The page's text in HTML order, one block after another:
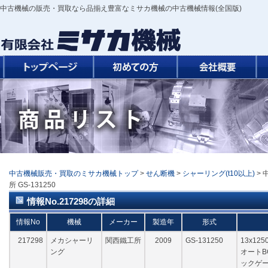
中古機械の販売・買取なら品揃え豊富なミサカ機械の中古機械情報(全国版)
中古機械販売・買取のミサカ機械トップ > せん断機 > シャーリング(t10以上) >
所 GS-131250
情報No.217298の詳細
情報No 機械 メーカー 製造年 形式
217298
メカシャーリ
ング
関西鐵工所 2009 GS-131250
オート
ックゲ